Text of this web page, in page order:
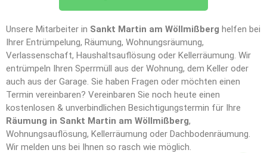
Unsere Mitarbeiter in Sankt Martin am Wöllmißberg helfen bei
Ihrer Entrümpelung, Räumung, Wohnungsräumung,
Verlassenschaft, Haushaltsauflösung oder Kellerräumung. Wir
entrümpeln Ihren Sperrmüll aus der Wohnung, dem Keller oder
auch aus der Garage. Sie haben Fragen oder möchten einen
Termin vereinbaren? Vereinbaren Sie noch heute einen
kostenlosen & unverbindlichen Besichtigungstermin für Ihre
Räumung in Sankt Martin am Wöllmißberg,
Wohnungsauflösung, Kellerräumung oder Dachbodenräumung.
Wir melden uns bei Ihnen so rasch wie möglich.